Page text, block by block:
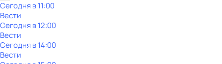
Сегодня в 11:00
Вести
Сегодня в 12:00
Вести
Сегодня в 14:00
Вести